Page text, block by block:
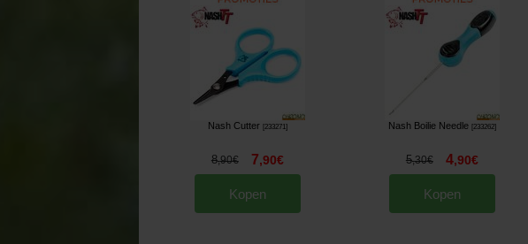
Nash Cutter [233271]
8,90€ 7,90€
Kopen
Nash Boilie Needle [233262]
5,30€ 4,90€
Kopen